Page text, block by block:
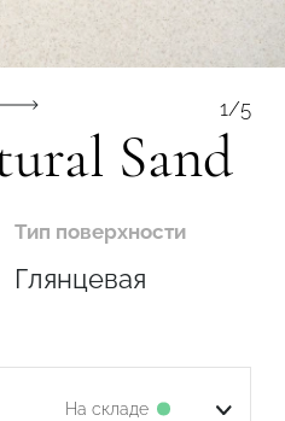
1/5
Sand
Тип поверхности
Глянцевая
На складе